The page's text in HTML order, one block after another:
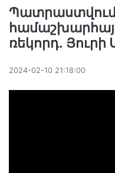
Պատրաստվում
ռեկորդ․ Յուրի
2024-02-10 21:18:00